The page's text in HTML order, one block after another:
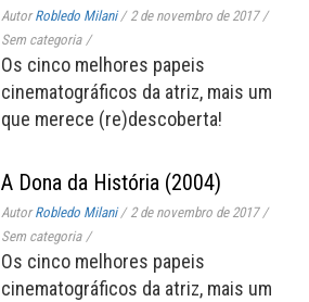
AutorRobledo Milani / 2 de novembro de 2017 /
Sem categoria /
Os cinco melhores papeis
cinematográficos da atriz, mais um
que merece (re)descoberta!
A Dona da História (2004)
AutorRobledo Milani / 2 de novembro de 2017 /
Sem categoria /
Os cinco melhores papeis
cinematográficos da atriz, mais um